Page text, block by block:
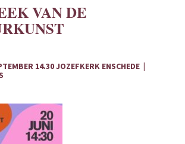
VAN DE
14.30 JOZEFKERK ENSCHEDE |